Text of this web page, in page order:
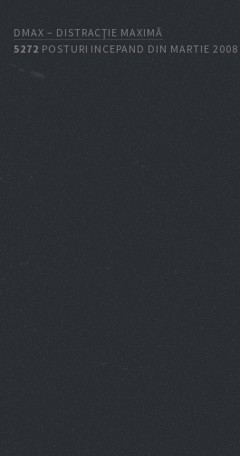
DMAX – DISTRACŢIE MAXIMĂ
5272 POSTURI INCEPAND DIN MARTIE 2008